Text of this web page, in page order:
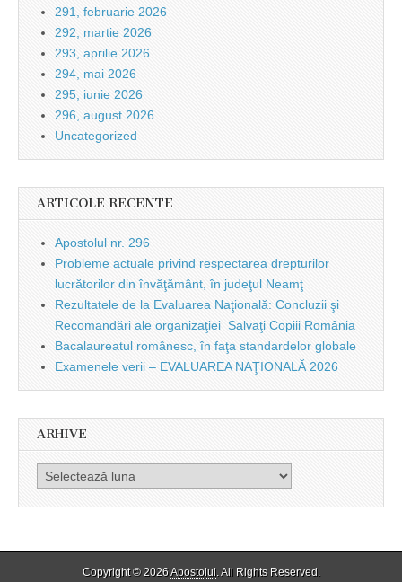
291, februarie 2026
292, martie 2026
293, aprilie 2026
294, mai 2026
295, iunie 2026
296, august 2026
Uncategorized
ARTICOLE RECENTE
Apostolul nr. 296
Probleme actuale privind respectarea drepturilor
lucrătorilor din învăţământ, în judeţul Neamţ
Rezultatele de la Evaluarea Naţională: Concluzii şi
Recomandări ale organizaţiei Salvaţi Copiii România
Bacalaureatul românesc, în faţa standardelor globale
Examenele verii – EVALUAREA NAŢIONALĂ 2026
ARHIVE
Arhive
Copyright © 2026Apostolul. All Rights Reserved.